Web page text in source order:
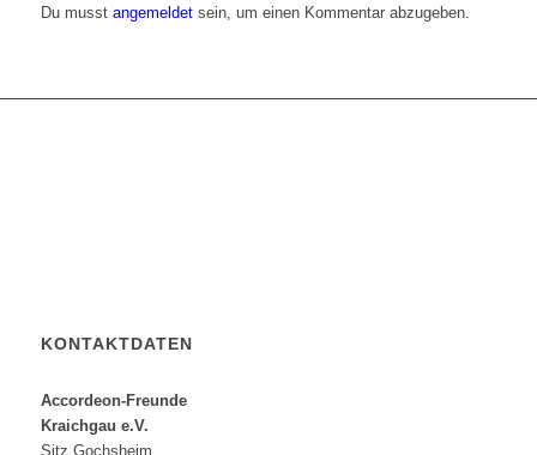
Du musst angemeldetsein, um einen Kommentar abzugeben.
KONTAKTDATEN
Accordeon-Freunde
Kraichgau e.V.
Sitz Gochsheim